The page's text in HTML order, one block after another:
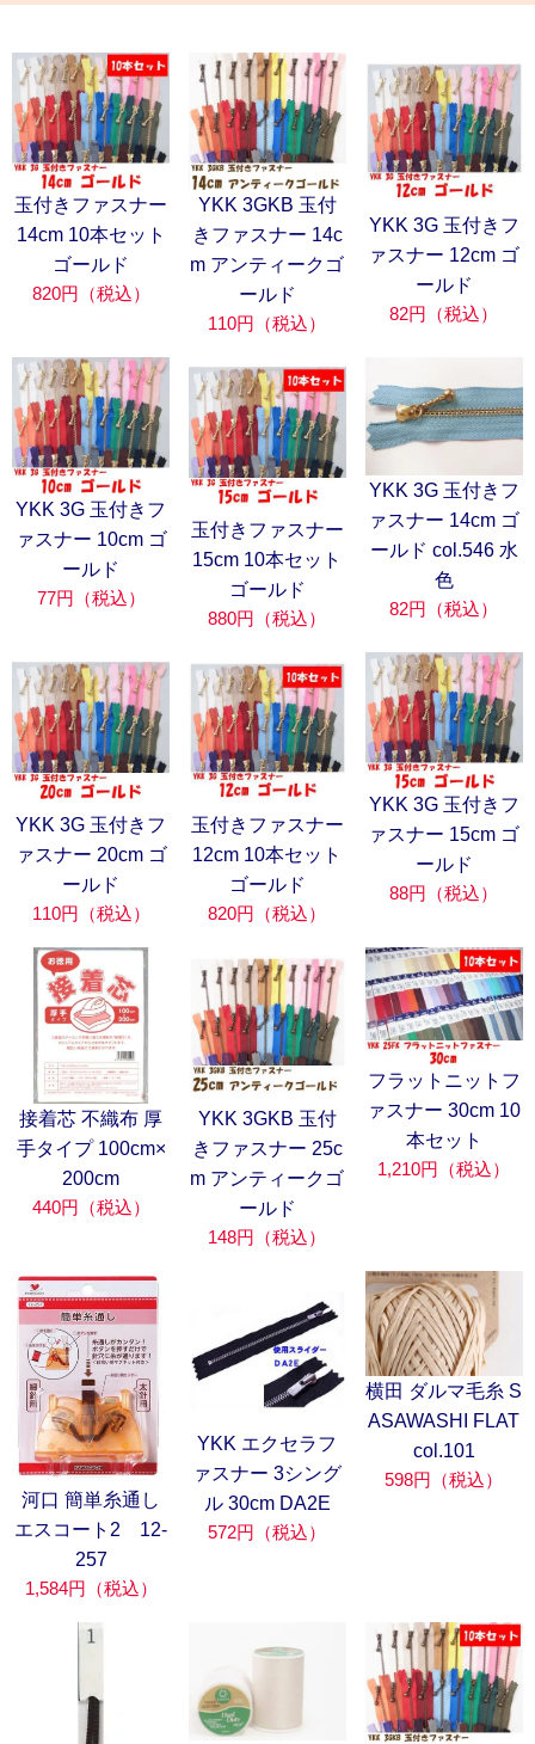
玉付きファスナー
14cm 10本セット
ゴールド
820円（税込）
YKK 3GKB 玉付
きファスナー 14c
m アンティークゴ
ールド
110円（税込）
YKK 3G 玉付きフ
ァスナー 12cm ゴ
ールド
82円（税込）
YKK 3G 玉付きフ
ァスナー 10cm ゴ
ールド
77円（税込）
玉付きファスナー
15cm 10本セット
ゴールド
880円（税込）
YKK 3G 玉付きフ
ァスナー 14cm ゴ
ールド col.546 水
色
82円（税込）
YKK 3G 玉付きフ
ァスナー 20cm ゴ
ールド
110円（税込）
玉付きファスナー
12cm 10本セット
ゴールド
820円（税込）
YKK 3G 玉付きフ
ァスナー 15cm ゴ
ールド
88円（税込）
接着芯 不織布 厚
手タイプ 100cm×
200cm
440円（税込）
YKK 3GKB 玉付
きファスナー 25c
m アンティークゴ
ールド
148円（税込）
フラットニットフ
ァスナー 30cm 10
本セット
1,210円（税込）
河口 簡単糸通し
エスコート2 12-
257
1,584円（税込）
YKK エクセラフ
ァスナー 3シング
ル 30cm DA2E
572円（税込）
横田 ダルマ毛糸 S
ASAWASHI FLAT
col.101
598円（税込）